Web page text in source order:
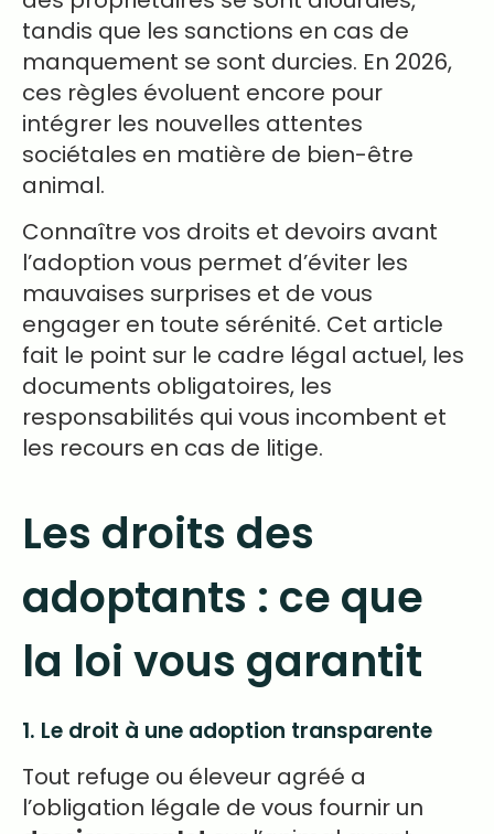
tandis que les sanctions en cas de
manquement se sont durcies. En 2026,
ces règles évoluent encore pour
intégrer les nouvelles attentes
sociétales en matière de bien-être
animal.
Connaître vos droits et devoirs avant
l’adoption vous permet d’éviter les
mauvaises surprises et de vous
engager en toute sérénité. Cet article
fait le point sur le cadre légal actuel, les
documents obligatoires, les
responsabilités qui vous incombent et
les recours en cas de litige.
Les droits des
adoptants : ce que
la loi vous garantit
1. Le droit à une adoption transparente
Tout refuge ou éleveur agréé a
l’obligation légale de vous fournir un